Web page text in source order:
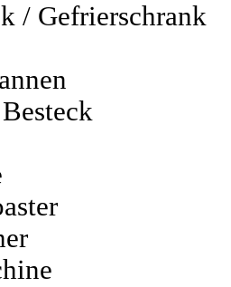
/ Gefrierschrank